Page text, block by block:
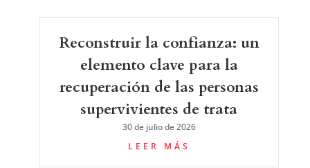
Reconstruir la confianza: un
elemento clave para la
recuperación de las personas
supervivientes de trata
30 de julio de 2026
LEER MÁS